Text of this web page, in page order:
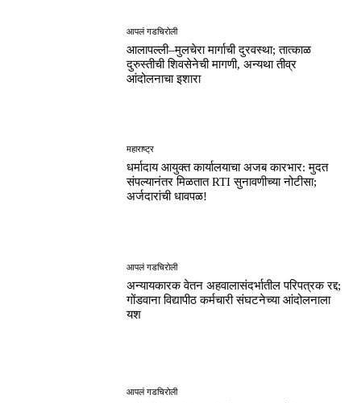
आपलं गडचिरोली
आलापल्ली–मुलचेरा मार्गाची दुरवस्था; तात्काळ
दुरुस्तीची शिवसेनेची मागणी, अन्यथा तीव्र
आंदोलनाचा इशारा
महाराष्ट्र
धर्मादाय आयुक्त कार्यालयाचा अजब कारभार: मुदत
संपल्यानंतर मिळतात RTI सुनावणीच्या नोटीसा;
अर्जदारांची धावपळ!
आपलं गडचिरोली
अन्यायकारक वेतन अहवालासंदर्भातील परिपत्रक रद्द;
गोंडवाना विद्यापीठ कर्मचारी संघटनेच्या आंदोलनाला
यश
आपलं गडचिरोली